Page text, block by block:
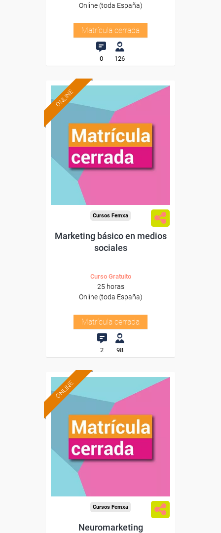
Online (toda España)
Matrícula cerrada
0 126
ONLINE
Cursos Femxa
Marketing básico en medios
sociales
Curso Gratuito
25 horas
Online (toda España)
Matrícula cerrada
2 98
ONLINE
Cursos Femxa
Neuromarketing